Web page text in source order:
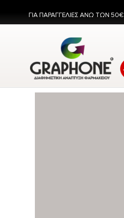
ΓΙΑ ΠΑΡΑΓΓΕΛΙΕΣ ΑΝΩ ΤΩΝ 50€